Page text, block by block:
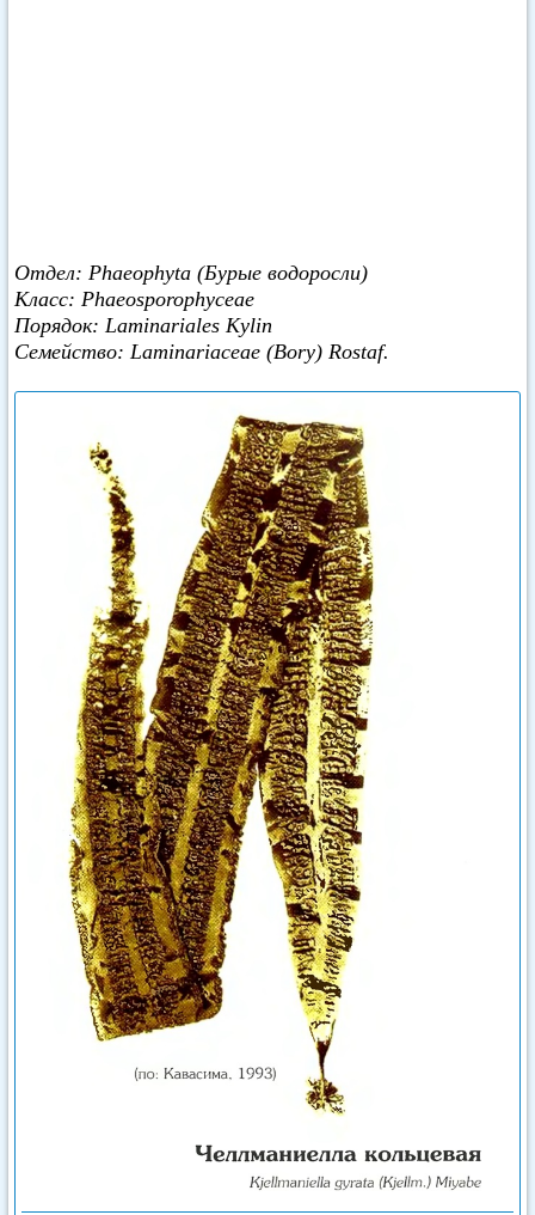
Отдел: Phaeophyta (Бурые водоросли)
Класс: Phaeosporophyceae
Порядок: Laminariales Kylin
Семейство: Laminariaceae (Bory) Rostaf.